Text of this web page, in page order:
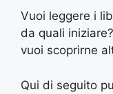
Vuoi leggere i
da quali
vuoi scoprirne
Qui di seguito